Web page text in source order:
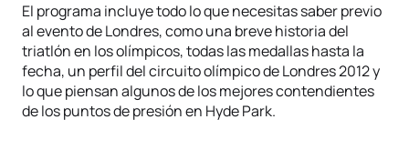
El programa incluye todo lo que necesitas saber previo
al evento de Londres, como una breve historia del
triatlón en los olímpicos, todas las medallas hasta la
fecha, un perfil del circuito olímpico de Londres 2012 y
lo que piensan algunos de los mejores contendientes
de los puntos de presión en Hyde Park.